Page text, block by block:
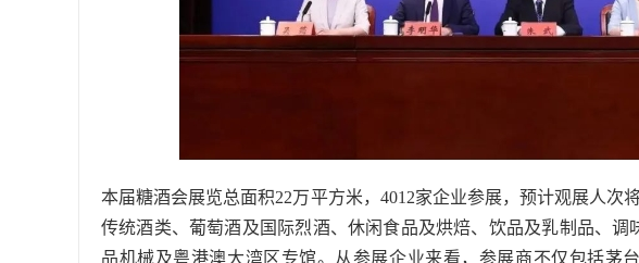
本届糖酒会展览总面积22万平方米，4012家企业参展，预计观展人次
传统酒类、葡萄酒及国际烈酒、休闲食品及烘焙、饮品及乳制品、
品机械及粤港澳大湾区专馆。从参展企业来看，参展商不仅包括茅